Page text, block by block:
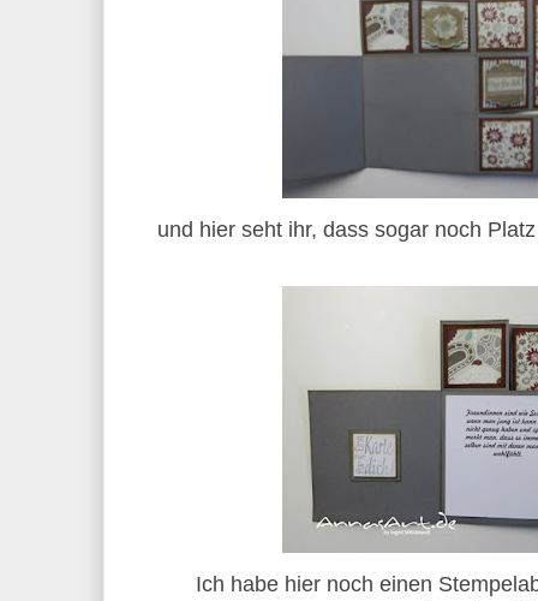
und hier seht ihr, dass sogar noch
Ich habe hier noch einen